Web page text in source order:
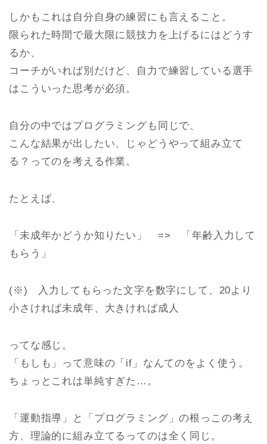
しかもこれは自分自身の練習にも言えること。
限られた時間で最大限に競技力を上げるにはどうす
るか、
コーチがいれば別だけど、自力で練習している選手
はこういった思考が必須。
自分の中ではプログラミングも同じで、
こんな結果が出したい、じゃどうやって組み立て
る？ってのを考える作業。
たとえば、
「未成年かどうか知りたい」 => 「年齢入力して
もらう」
(※) 入力してもらった文字を数字にして、20より
小さければ未成年、大きければ成人
ってな感じ。
「もしも」って意味の「if」なんてのをよく使う。
ちょっとこれは単純すぎた…。
「運動指導」と「プログラミング」の根っこの考え
方、理論的に組み立てるってのは全く同じ。